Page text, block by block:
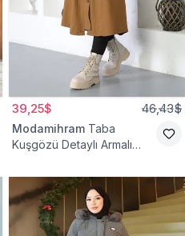
39,25$ 46,43$
Modamihram Taba
Kuşgözü Detaylı Armalı